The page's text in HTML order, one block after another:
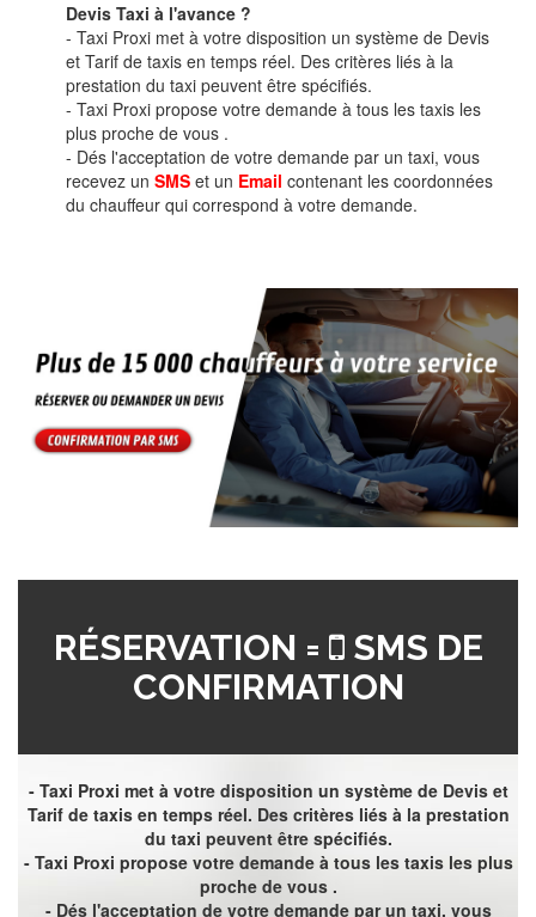
Devis Taxi à l'avance ?
- Taxi Proxi met à votre disposition un système de Devis
et Tarif de taxis en temps réel. Des critères liés à la
prestation du taxi peuvent être spécifiés.
- Taxi Proxi propose votre demande à tous les taxis les
plus proche de vous .
- Dés l'acceptation de votre demande par un taxi, vous
recevez un SMS et un Email contenant les coordonnées
du chauffeur qui correspond à votre demande.
RÉSERVATION =
SMS DE
CONFIRMATION
- Taxi Proxi met à votre disposition un système de Devis et
Tarif de taxis en temps réel. Des critères liés à la prestation
du taxi peuvent être spécifiés.
- Taxi Proxi propose votre demande à tous les taxis les plus
proche de vous .
- Dés l'acceptation de votre demande par un taxi, vous